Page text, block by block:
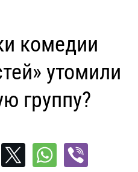
комедии
утомили
группу?